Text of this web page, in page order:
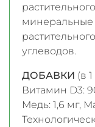
минеральные
углеводов.
ДОБАВКИ (в
Витамин D3:
Медь: 1,6 мг,